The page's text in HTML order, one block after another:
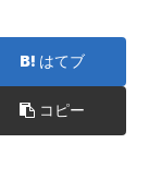
はてブ
コピー